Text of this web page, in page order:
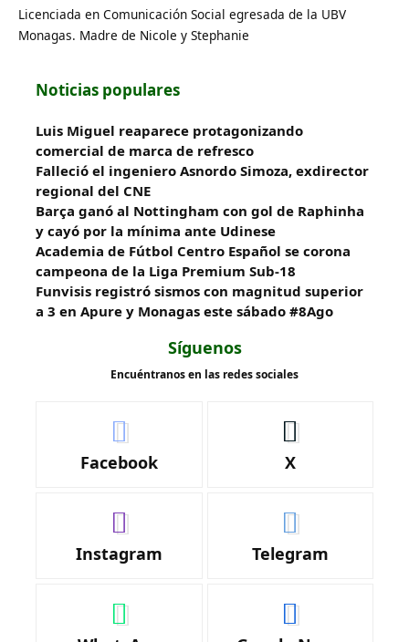
Licenciada en Comunicación Social egresada de la UBV
Monagas. Madre de Nicole y Stephanie
Noticias populares
Luis Miguel reaparece protagonizando
comercial de marca de refresco
Falleció el ingeniero Asnordo Simoza, exdirector
regional del CNE
Barça ganó al Nottingham con gol de Raphinha
y cayó por la mínima ante Udinese
Academia de Fútbol Centro Español se corona
campeona de la Liga Premium Sub-18
Funvisis registró sismos con magnitud superior
a 3 en Apure y Monagas este sábado #8Ago
Síguenos
Encuéntranos en las redes sociales
Facebook X
Instagram Telegram